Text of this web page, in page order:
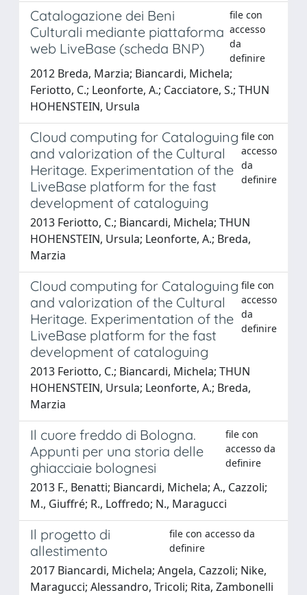
Catalogazione dei Beni
Culturali mediante piattaforma
web LiveBase (scheda BNP)
file con
accesso
da
definire
2012 Breda, Marzia; Biancardi, Michela;
Feriotto, C.; Leonforte, A.; Cacciatore, S.; THUN
HOHENSTEIN, Ursula
Cloud computing for Cataloguing
and valorization of the Cultural
Heritage. Experimentation of the
LiveBase platform for the fast
development of cataloguing
file con
accesso
da
definire
2013 Feriotto, C.; Biancardi, Michela; THUN
HOHENSTEIN, Ursula; Leonforte, A.; Breda,
Marzia
Cloud computing for Cataloguing
and valorization of the Cultural
Heritage. Experimentation of the
LiveBase platform for the fast
development of cataloguing
file con
accesso
da
definire
2013 Feriotto, C.; Biancardi, Michela; THUN
HOHENSTEIN, Ursula; Leonforte, A.; Breda,
Marzia
Il cuore freddo di Bologna.
Appunti per una storia delle
ghiacciaie bolognesi
file con
accesso da
definire
2013 F., Benatti; Biancardi, Michela; A., Cazzoli;
M., Giuffré; R., Loffredo; N., Maragucci
Il progetto di
allestimento
file con accesso da
definire
2017 Biancardi, Michela; Angela, Cazzoli; Nike,
Maragucci; Alessandro, Tricoli; Rita, Zambonelli